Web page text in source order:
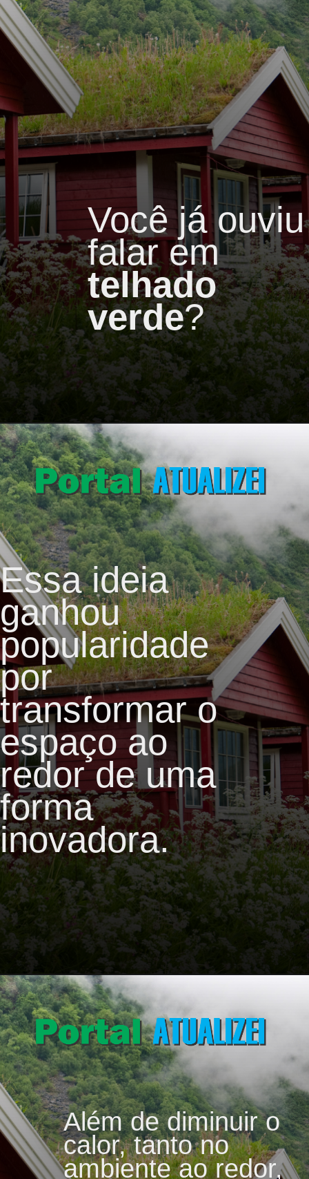
Você já ouviu
falar em
telhado
verde?
Opening
Essa ideia
ganhou
popularidade
por
transformar o
espaço ao
redor de uma
forma
inovadora.
Opening
Além de diminuir o
calor, tanto no
ambiente ao redor,